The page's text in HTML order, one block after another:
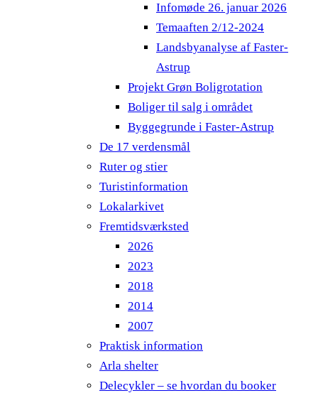
Infomøde 26. januar 2026
Temaaften 2/12-2024
Landsbyanalyse af Faster-
Astrup
Projekt Grøn Boligrotation
Boliger til salg i området
Byggegrunde i Faster-Astrup
De 17 verdensmål
Ruter og stier
Turistinformation
Lokalarkivet
Fremtidsværksted
2026
2023
2018
2014
2007
Praktisk information
Arla shelter
Delecykler – se hvordan du booker